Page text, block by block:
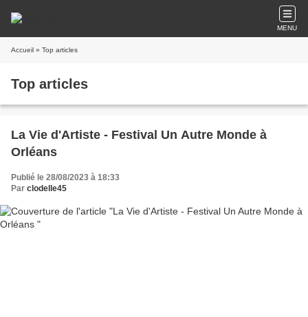
MENU
Accueil » Top articles
Top articles
La Vie d'Artiste - Festival Un Autre Monde à
Orléans
Publié le 28/08/2023 à 18:33
Par clodelle45